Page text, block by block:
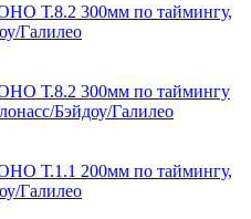
Т.8.2 300мм по таймингу,
Галилео
Т.8.2 300мм по таймингу
Бэйдоу/Галилео
Т.1.1 200мм по таймингу,
Галилео